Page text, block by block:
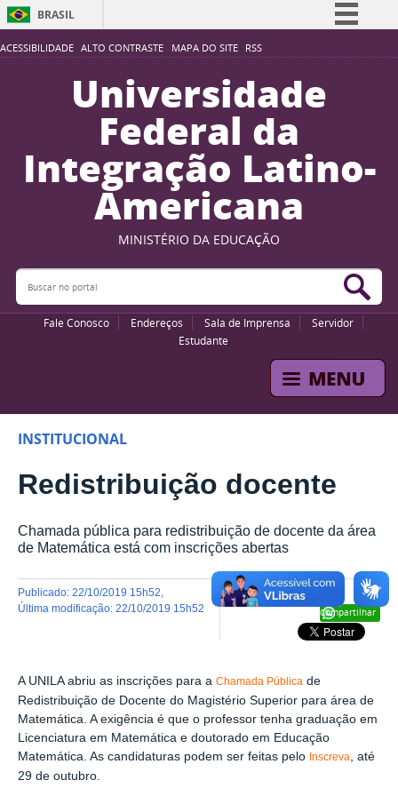
ACESSIBILIDADE ALTO CONTRASTE MAPA DO SITE RSS
BRASIL
Simplifique!
Participe
Acesso à informação
Legislação
Canais
Universidade
Federal da
Integração Latino-
Americana
MINISTÉRIO DA EDUCAÇÃO
Buscar no portal
Fale Conosco Endereços Sala de Imprensa
Servidor
Estudante
INSTITUCIONAL
Redistribuição docente
Chamada pública para redistribuição de docente da área
de Matemática está com inscrições abertas
Compartilhar
publicado: 22/10/2019 15h52
última modificação: 22/10/2019 15h52
A UNILA abriu as inscrições para a Chamada Pública de
Redistribuição de Docente do Magistério Superior para área de
Matemática. A exigência é que o professor tenha graduação em
Licenciatura em Matemática e doutorado em Educação
Matemática. As candidaturas podem ser feitas pelo Inscreva
, até
29 de outubro.